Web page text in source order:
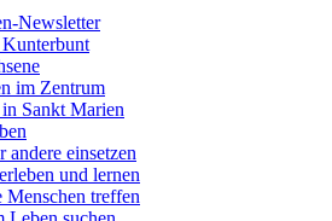
Newsletter
im Zentrum
Sankt Marien
andere einsetzen
und lernen
Menschen treffen